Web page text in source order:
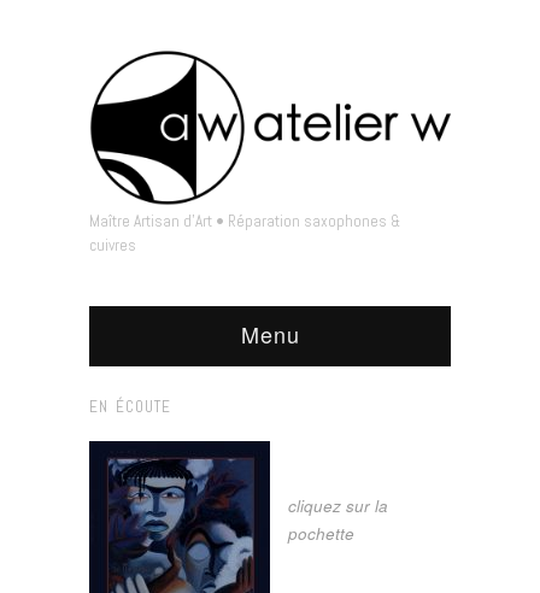
Maître Artisan d'Art • Réparation saxophones &
cuivres
Menu
EN ÉCOUTE
cliquez sur la
pochette